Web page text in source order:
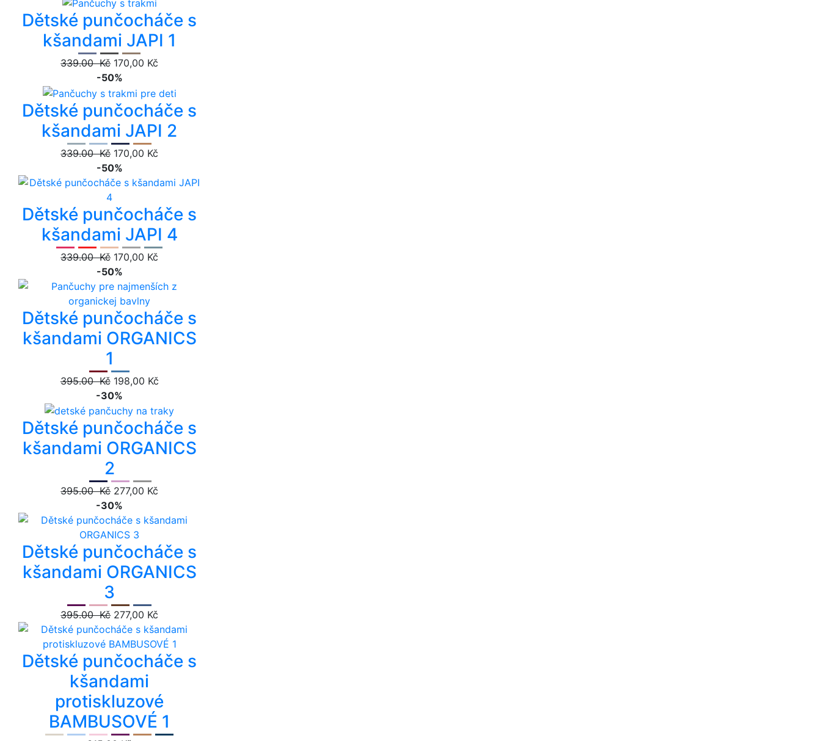
Dětské punčocháče s
kšandami JAPI 1
339.00 Kč 170,00 Kč
-50%
Dětské punčocháče s
kšandami JAPI 2
339.00 Kč 170,00 Kč
-50%
Dětské punčocháče s
kšandami JAPI 4
339.00 Kč 170,00 Kč
-50%
Dětské punčocháče s
kšandami ORGANICS
1
395.00 Kč 198,00 Kč
-30%
Dětské punčocháče s
kšandami ORGANICS
2
395.00 Kč 277,00 Kč
-30%
Dětské punčocháče s
kšandami ORGANICS
3
395.00 Kč 277,00 Kč
Dětské punčocháče s
kšandami
protiskluzové
BAMBUSOVÉ 1